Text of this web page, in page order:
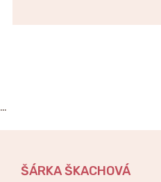
…
ŠÁRKA ŠKACHOVÁ